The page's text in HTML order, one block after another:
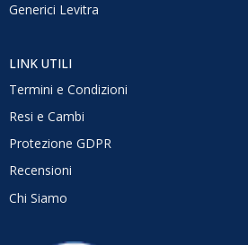
Generici Levitra
LINK UTILI
Termini e Condizioni
Resi e Cambi
Protezione GDPR
Recensioni
Chi Siamo